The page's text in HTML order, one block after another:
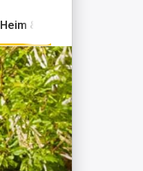
Heim & Garten